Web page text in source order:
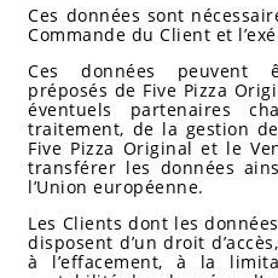
Ces données sont
Commande du Client et
Ces données peuvent
préposés de Five Pizza
éventuels partenaires
traitement, de la gestion
Five Pizza Original et le
transférer les données
l’Union européenne.
Les Clients dont les
disposent d’un droit
à l’effacement, à la